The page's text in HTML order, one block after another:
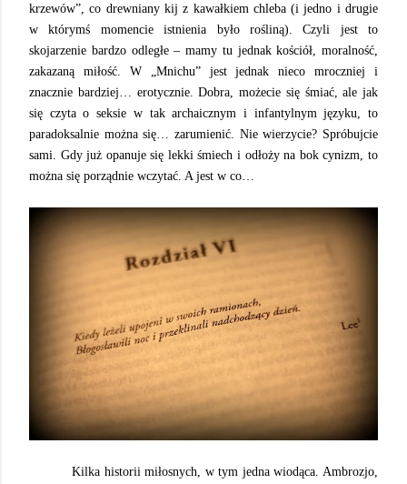
krzewów”, co drewniany kij z kawałkiem chleba (i jedno i drugie
w którymś momencie istnienia było rośliną). Czyli jest to
skojarzenie bardzo odległe – mamy tu jednak kościół, moralność,
zakazaną miłość. W „Mnichu” jest jednak nieco mroczniej i
znacznie bardziej… erotycznie. Dobra, możecie się śmiać, ale jak
się czyta o seksie w tak archaicznym i infantylnym języku, to
paradoksalnie można się… zarumienić. Nie wierzycie? Spróbujcie
sami. Gdy już opanuje się lekki śmiech i odłoży na bok cynizm, to
można się porządnie wczytać. A jest w co…
Kilka historii miłosnych, w tym jedna wiodąca. Ambrozjo,